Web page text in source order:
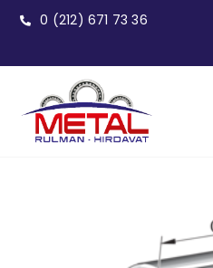
0 (212) 671 73 36